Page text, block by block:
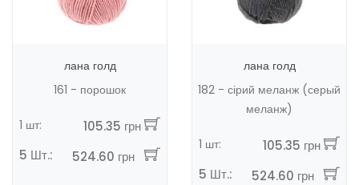
лана голд
161 - порошок
1 шт:
105.35 грн
5 Шт.:
524.60 грн
лана голд
182 - сірий меланж (серый
меланж)
1 шт:
105.35 грн
5 Шт.:
524.60 грн